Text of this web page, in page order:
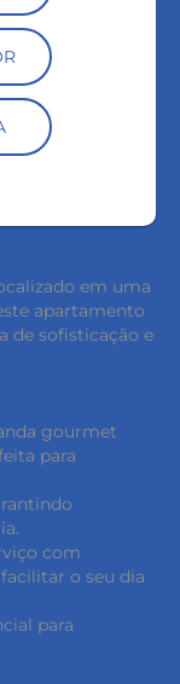
em uma
apartamento
de sofisticação e
gourmet
para
com
o seu dia
para